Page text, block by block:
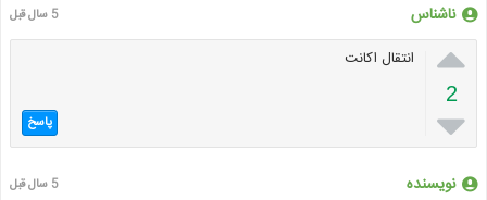
ناشناس 5 سال قبل

2

انتقال اکانت
پاسخ
نویسنده 5 سال قبل